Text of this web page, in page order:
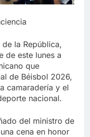
la República,
de este lunes a
que
de Béisbol 2026,
camaradería y el
nacional.
del ministro de
cena en honor